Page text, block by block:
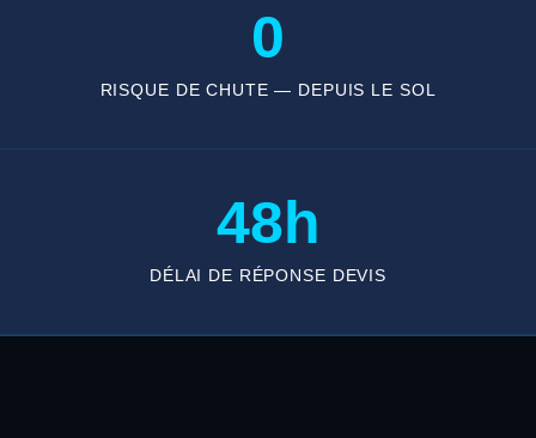
0
RISQUE DE CHUTE — DEPUIS LE SOL
48h
DÉLAI DE RÉPONSE DEVIS